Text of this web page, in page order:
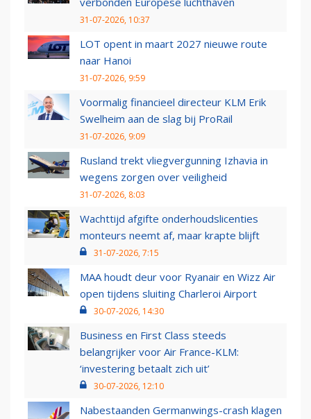
31-07-2026, 10:37
LOT opent in maart 2027 nieuwe route
naar Hanoi
31-07-2026, 9:59
Voormalig financieel directeur KLM Erik
Swelheim aan de slag bij ProRail
31-07-2026, 9:09
Rusland trekt vliegvergunning Izhavia in
wegens zorgen over veiligheid
31-07-2026, 8:03
Wachttijd afgifte onderhoudslicenties
monteurs neemt af, maar krapte blijft
31-07-2026, 7:15
MAA houdt deur voor Ryanair en Wizz Air
open tijdens sluiting Charleroi Airport
30-07-2026, 14:30
Business en First Class steeds
belangrijker voor Air France-KLM:
‘investering betaalt zich uit’
30-07-2026, 12:10
Nabestaanden Germanwings-crash klagen